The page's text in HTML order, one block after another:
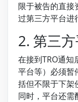
限于被告的直接
过第三方平台进
2. 第三
在接到TRO通
平台等）必须暂
括但不限于下架
同时，平台还需